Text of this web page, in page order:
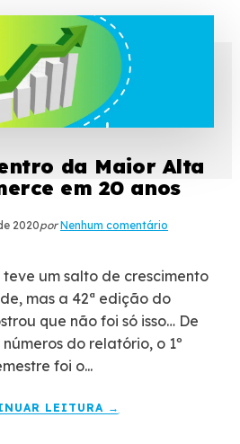
da Maior Alta
em 20 anos
2020por Nenhum comentário
teve um salto de crescimento
mas a 42ª edição do
que não foi só isso… De
do relatório, o 1º
foi o...
LEITURA →